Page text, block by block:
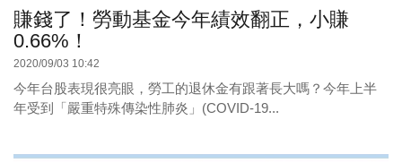
賺錢了！勞動基金今年績效翻正，小賺
0.66%！
2020/09/03 10:42
今年台股表現很亮眼，勞工的退休金有跟著長大嗎？今年上半
年受到「嚴重特殊傳染性肺炎」(COVID-19...